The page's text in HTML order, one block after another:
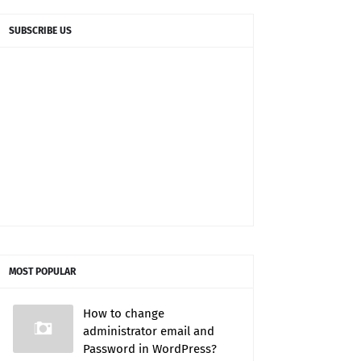
SUBSCRIBE US
MOST POPULAR
How to change
administrator email and
Password in WordPress?